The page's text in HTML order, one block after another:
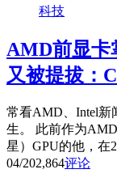
科技
AMD前显卡
又被提拔：
常看AMD、Intel新
生。 此前作为
星）GPU的他，在
04/202,864评论